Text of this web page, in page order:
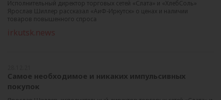
Исполнительный директор торговых сетей «Слата» и «ХлебСоль»
Ярослав Шиллер рассказал «АиФ-Иркутск» о ценах и наличии
товаров повышенного спроса
irkutsk.news
Самое необходимое и никаких импульсивных
покупок